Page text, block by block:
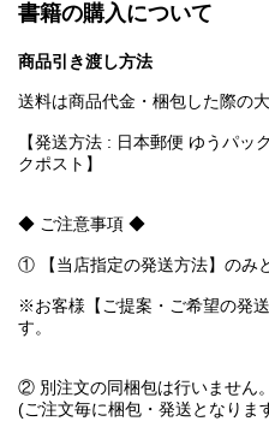
書籍の購入について
商品引き渡し方法
送料は商品代金・梱包した際の
【発送方法 : 日本郵便 ゆうパッ
クポスト】
◆ ご注意事項 ◆
① 【当店指定の発送方法】のみ
※お客様【ご提案・ご希望の発
す。
② 別注文の同梱包は行いません。
(ご注文毎に梱包・発送となりま